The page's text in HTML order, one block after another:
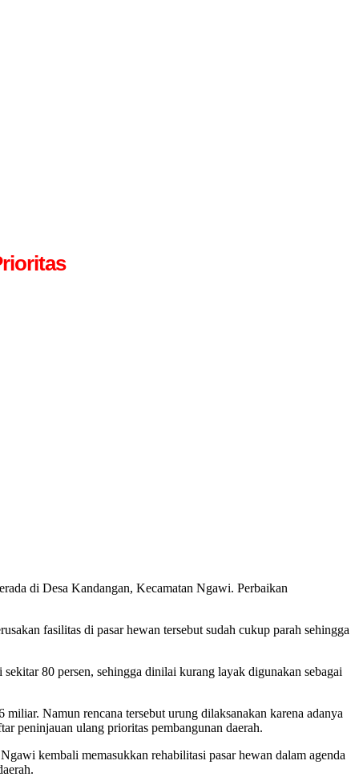
di Desa Kandangan, Kecamatan Ngawi. Perbaikan
fasilitas di pasar hewan tersebut sudah cukup parah sehingga
80 persen, sehingga dinilai kurang layak digunakan sebagai
Namun rencana tersebut urung dilaksanakan karena adanya
peninjauan ulang prioritas pembangunan daerah.
kembali memasukkan rehabilitasi pasar hewan dalam agenda